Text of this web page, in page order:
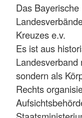
Das
Kreuzes e.v.
Es ist aus
Landesverband
sondern als
Rechts